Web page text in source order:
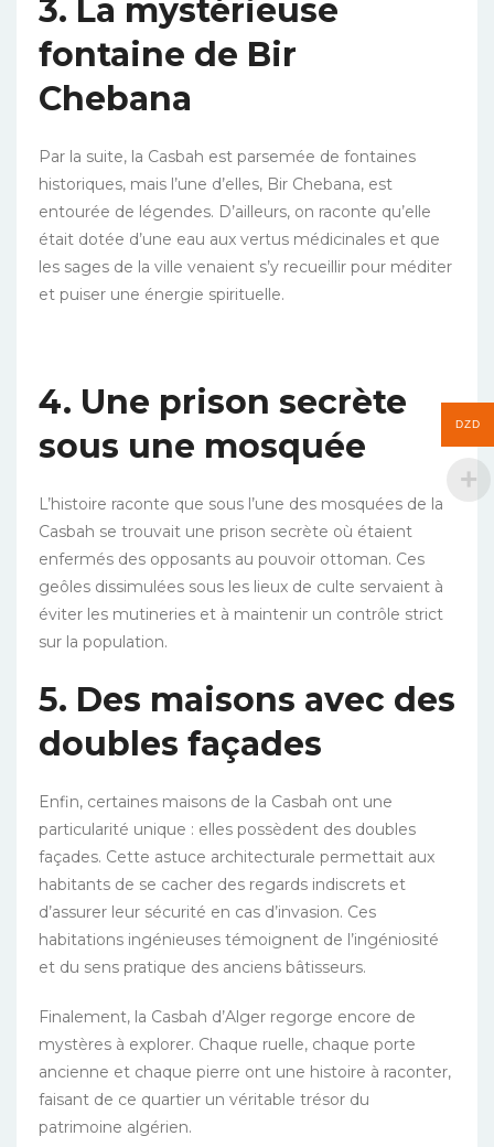
3. La mystérieuse
fontaine de Bir
Chebana
Par la suite, la Casbah est parsemée de fontaines
historiques, mais l’une d’elles, Bir Chebana, est
entourée de légendes. D’ailleurs, on raconte qu’elle
était dotée d’une eau aux vertus médicinales et que
les sages de la ville venaient s’y recueillir pour méditer
et puiser une énergie spirituelle.
4. Une prison secrète
sous une mosquée
L’histoire raconte que sous l’une des mosquées de la
Casbah se trouvait une prison secrète où étaient
enfermés des opposants au pouvoir ottoman. Ces
geôles dissimulées sous les lieux de culte servaient à
éviter les mutineries et à maintenir un contrôle strict
sur la population.
5. Des maisons avec des
doubles façades
Enfin, certaines maisons de la Casbah ont une
particularité unique : elles possèdent des doubles
façades. Cette astuce architecturale permettait aux
habitants de se cacher des regards indiscrets et
d’assurer leur sécurité en cas d’invasion. Ces
habitations ingénieuses témoignent de l’ingéniosité
et du sens pratique des anciens bâtisseurs.
Finalement, la Casbah d’Alger regorge encore de
mystères à explorer. Chaque ruelle, chaque porte
ancienne et chaque pierre ont une histoire à raconter,
faisant de ce quartier un véritable trésor du
patrimoine algérien.
DZD